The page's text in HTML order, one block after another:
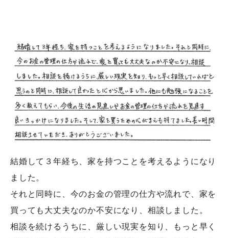
結婚して３年経ち、家を持つことを考えるようになり
ました。
それと同時に、今のお金の管理の仕方や流れで、家を
買っても大丈夫なのか不安になり、相談しました。
相談を続けるうちに、厳しい現実を知り、もっと早く